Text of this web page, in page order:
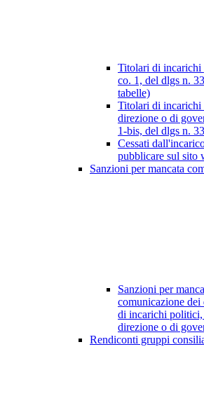
Titolari di
co. 1, del dlgs n.
tabelle)
Titolari di incarichi
direzione o di
1-bis, del dlgs n.
Cessati
pubblicare sul sito
Sanzioni per mancata
Sanzioni per
comunicazione dei
di incarichi
direzione o di
Rendiconti gruppi